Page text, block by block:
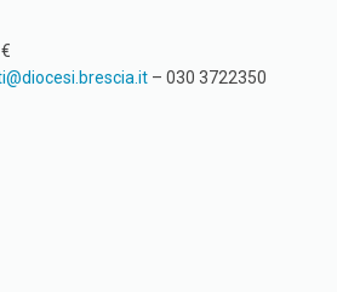
– 030 3722350